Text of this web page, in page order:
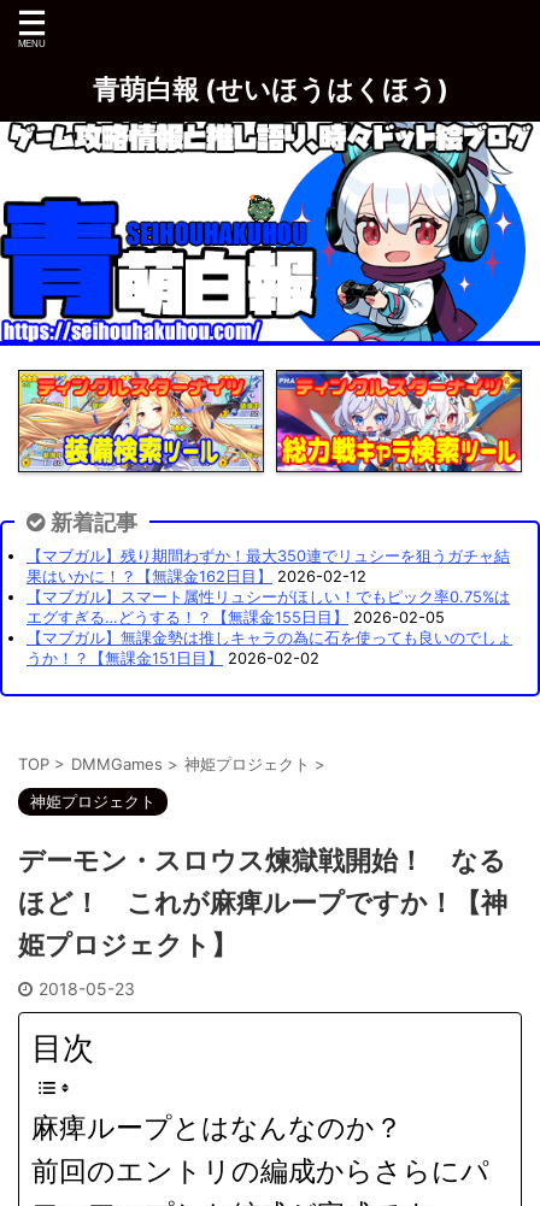
青萌白報 (せいほうはくほう)
新着記事
【マブガル】残り期間わずか！最大350連でリュシーを狙うガチャ結
果はいかに！？【無課金162日目】
2026-02-12
【マブガル】スマート属性リュシーがほしい！でもピック率0.75%は
エグすぎる…どうする！？【無課金155日目】
2026-02-05
【マブガル】無課金勢は推しキャラの為に石を使っても良いのでしょ
うか！？【無課金151日目】
2026-02-02
TOP > DMMGames > 神姫プロジェクト >
神姫プロジェクト
デーモン・スロウス煉獄戦開始！ なる
ほど！ これが麻痺ループですか！【神
姫プロジェクト】
2018-05-23
目次
麻痺ループとはなんなのか？
前回のエントリの編成からさらにパ